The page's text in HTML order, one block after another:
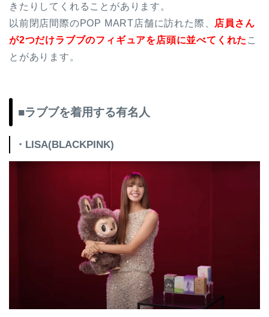
きたりしてくれることがあります。
以前閉店間際のPOP MART店舗に訪れた際、 店員さん
が2つだけラブブのフィギュアを店頭に並べてくれた こ
とがあります。
■ラブブを着用する有名人
・LISA(BLACKPINK)